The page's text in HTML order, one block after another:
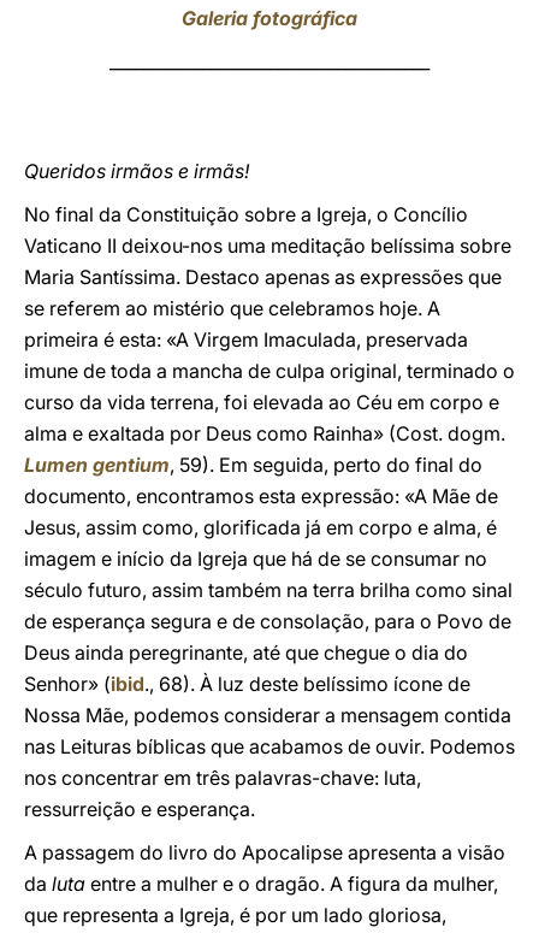
Galeria fotográfica
Queridos irmãos e irmãs!
No final da Constituição sobre a Igreja, o Concílio
Vaticano II deixou-nos uma meditação belíssima sobre
Maria Santíssima. Destaco apenas as expressões que
se referem ao mistério que celebramos hoje. A
primeira é esta: «A Virgem Imaculada, preservada
imune de toda a mancha de culpa original, terminado o
curso da vida terrena, foi elevada ao Céu em corpo e
alma e exaltada por Deus como Rainha» (Cost. dogm.
Lumen gentium, 59). Em seguida, perto do final do
documento, encontramos esta expressão: «A Mãe de
Jesus, assim como, glorificada já em corpo e alma, é
imagem e início da Igreja que há de se consumar no
século futuro, assim também na terra brilha como sinal
de esperança segura e de consolação, para o Povo de
Deus ainda peregrinante, até que chegue o dia do
Senhor» (ibid., 68). À luz deste belíssimo ícone de
Nossa Mãe, podemos considerar a mensagem contida
nas Leituras bíblicas que acabamos de ouvir. Podemos
nos concentrar em três palavras-chave: luta,
ressurreição e esperança.
A passagem do livro do Apocalipse apresenta a visão
da luta entre a mulher e o dragão. A figura da mulher,
que representa a Igreja, é por um lado gloriosa,